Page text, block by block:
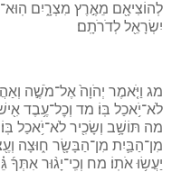
לְהוֹצִיאָ֖ם מֵאֶ֣רֶץ מִצְרָ֑יִם
יִשְׂרָאֵ֖ל לְדֹרֹתָֽם׃
מג וַיֹּ֤אמֶר יְהֹוָה֙ אֶל־מֹשֶׁ֣ה
לֹא־יֹ֥אכַל בּֽוֹ׃ מד וְכׇל־עֶ֥בֶד
מה תּוֹשָׁ֥ב וְשָׂכִ֖יר לֹא־יֹ֥אכַל
מִן־הַבַּ֛יִת מִן־הַבָּשָׂ֖ר ח֑וּצָה
יַעֲשׂ֥וּ אֹתֽוֹ׃ מח וְכִֽי־יָג֨וּר